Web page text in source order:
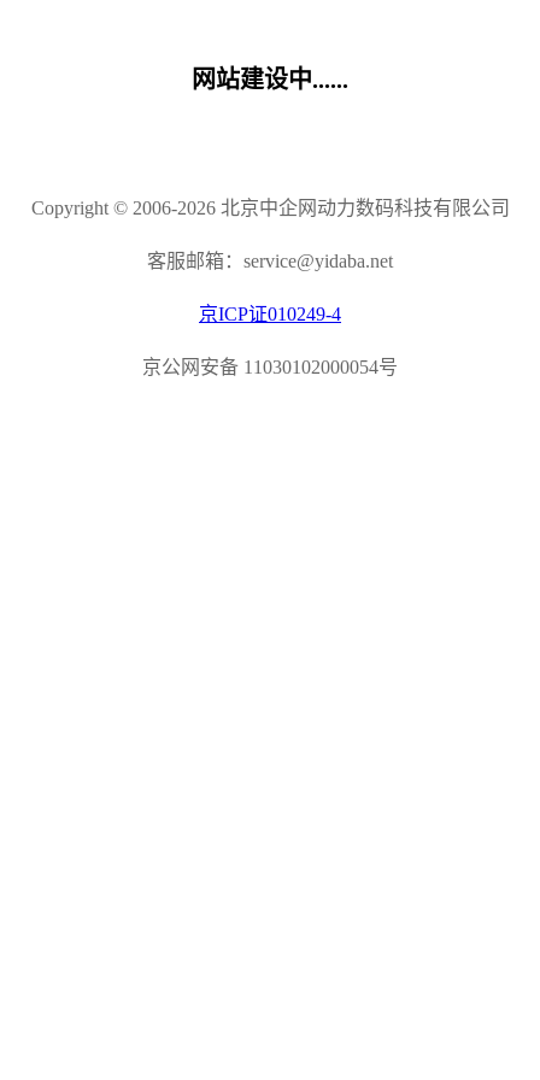
网站建设中......
Copyright © 2006-2026 北京中企网动力数码科技有限公司
客服邮箱：service@yidaba.net
京ICP证010249-4
京公网安备 11030102000054号